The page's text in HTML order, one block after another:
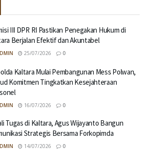
III DPR RI Pastikan Penegakan Hukum di
Berjalan Efektif dan Akuntabel
25/07/2026 0
Kaltara Mulai Pembangunan Mess Polwan,
Komitmen Tingkatkan Kesejahteraan
16/07/2026 0
Tugas di Kaltara, Agus Wijayanto Bangun
Strategis Bersama Forkopimda
14/07/2026 0